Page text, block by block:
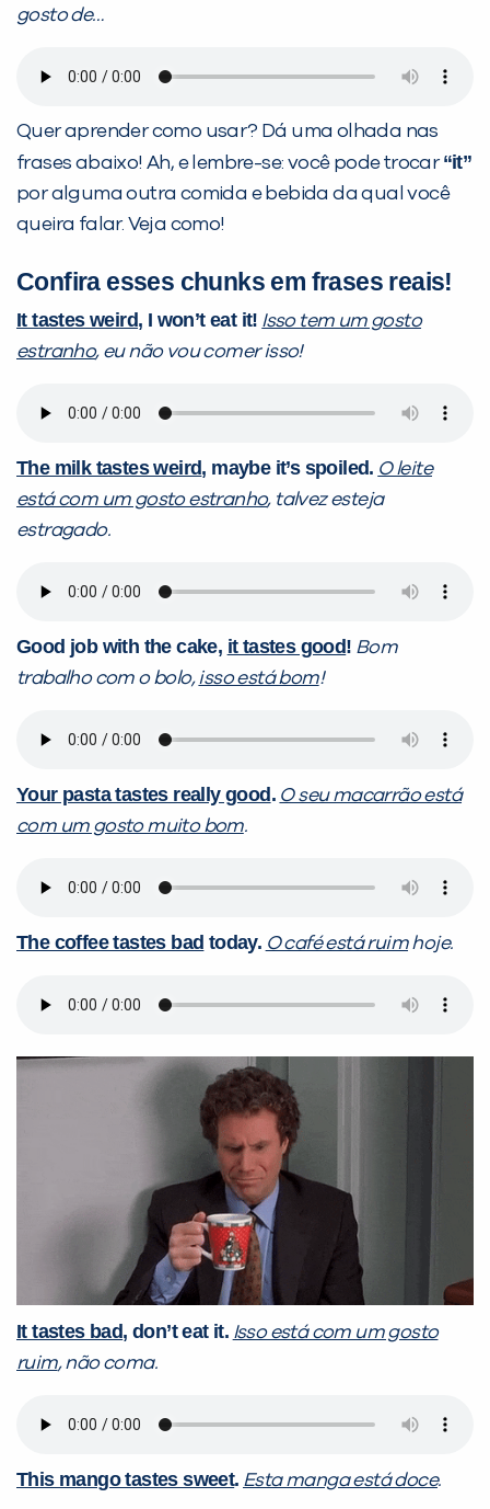
gosto de…
Quer aprender como usar? Dá uma olhada nas
frases abaixo! Ah, e lembre-se: você pode trocar“it”
por alguma outra comida e bebida da qual você
queira falar. Veja como!
Confira esses chunks em frases reais!
It tastes weird, I won’t eat it! Isso tem um gosto
estranho, eu não vou comer isso!
The milk tastes weird, maybe it’s spoiled. O leite
está com um gosto estranho, talvez esteja
estragado.
Good job with the cake, it tastes good! Bom
trabalho com o bolo,isso está bom!
Your pasta tastes really good . O seu macarrão está
com um gosto muito bom.
The coffee tastes bad today. O café está ruimhoje.
It tastes bad, don’t eat it. Isso está com um gosto
ruim, não coma.
This mango tastes sweet. Esta manga está doce.